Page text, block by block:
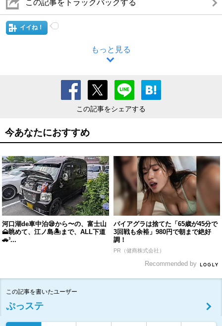
この記事をトラックバックする
イイね！
もっと見る
この記事をシェアする
今あなたにおすすめ
河口湖de車中泊😪から〜の、富士山
🗻眺めて、江ノ島🏝まで、ALL下道
🚗³...
バイアグラは捨てた「65歳が45分で
3回戦も余裕」980円で朝まで絶好
調！
PR（健商株式会社）
Recommended by
この記事を書いたユーザー
ぷっステ